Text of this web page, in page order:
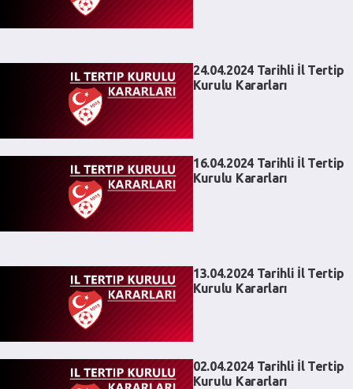
24.04.2024 Tarihli İl Tertip
Kurulu Kararları
16.04.2024 Tarihli İl Tertip
Kurulu Kararları
13.04.2024 Tarihli İl Tertip
Kurulu Kararları
02.04.2024 Tarihli İl Tertip
Kurulu Kararları